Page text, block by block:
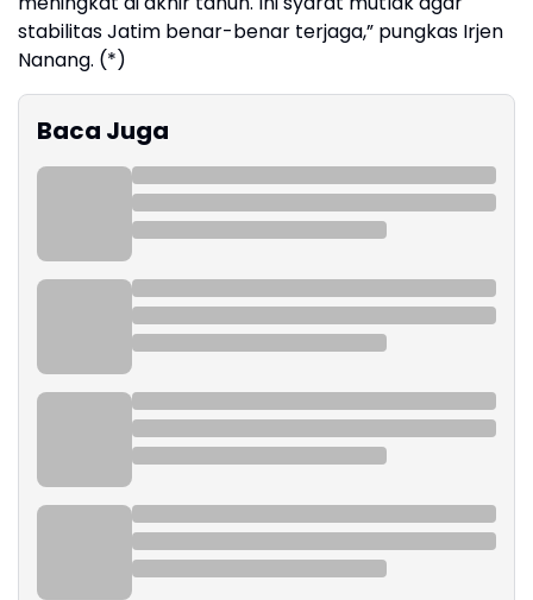
stabilitas Jatim benar-benar terjaga,” pungkas Irjen
Nanang. (*)
Baca Juga